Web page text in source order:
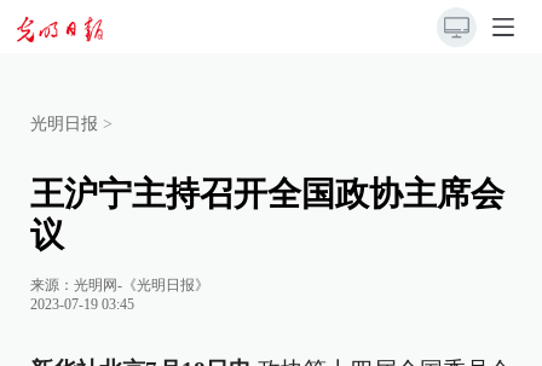
光明日报 >
王沪宁主持召开全国政协主席会
议
来源： 光明网-《光明日报》
2023-07-19 03:45